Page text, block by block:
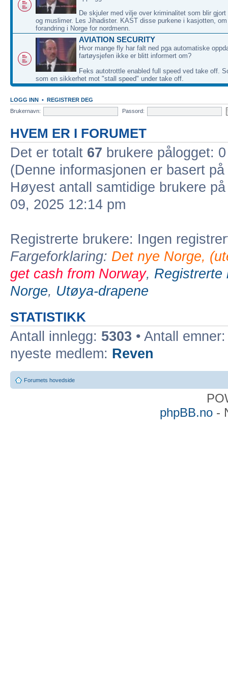
De skjuler med vilje over kriminalitet som blir gjort
og muslimer. Les Jihadister. KAST disse purkene i kasjotten,
forandring i Norge for nordmenn.
AVIATION SECURITY
Hvor mange fly har falt ned pga automatiske
fartøysjefen ikke er blitt informert om?
Feks autotrottle enabled full speed ved take off.
som en sikkerhet mot "stall speed" under take off.
LOGG INN • REGISTRER DEG
Brukernavn:
Passord:
HVEM ER I FORUMET
Det er totalt 67 brukere pålogget:
(Denne informasjonen er basert
Høyest antall samtidige brukere
09, 2025 12:14 pm
Registrerte brukere: Ingen
Fargeforklaring: Det nye Norge,
get cash from Norway, Registrerte
Norge, Utøya-drapene
STATISTIKK
Antall innlegg: 5303 • Antall
nyeste medlem: Reven
Forumets hovedside
phpBB.no-